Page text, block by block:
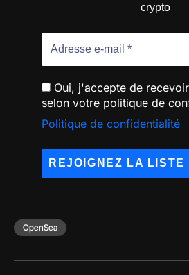
crypto
Oui, j'accepte de
selon votre politique de
Politique de confidentialité
OpenSea